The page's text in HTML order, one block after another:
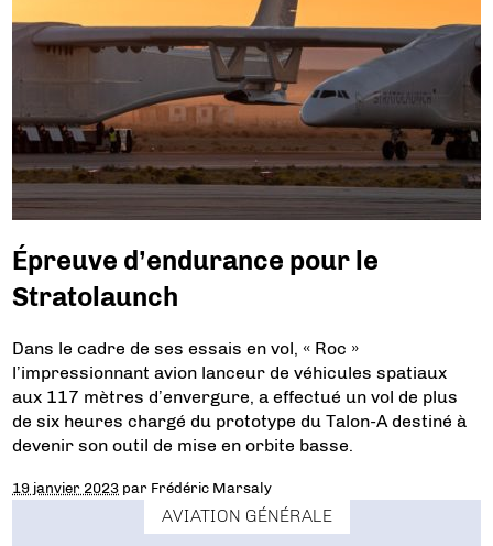
Épreuve d’endurance pour le
Stratolaunch
Dans le cadre de ses essais en vol, « Roc »
l’impressionnant avion lanceur de véhicules spatiaux
aux 117 mètres d’envergure, a effectué un vol de plus
de six heures chargé du prototype du Talon-A destiné à
devenir son outil de mise en orbite basse.
19 janvier 2023 par Frédéric Marsaly
AVIATION GÉNÉRALE